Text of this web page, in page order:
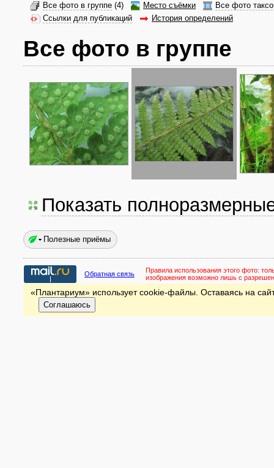
Все фото в группе (4) Место съёмки
Все фото
Ссылки для публикаций
История определений
Все фото в группе
Показать
Полезные приёмы
Обратная связь Правила использования этого фото:
изображения возможно лишь с
«Плантариум» использует cookie-файлы. Оставаясь на
Соглашаюсь